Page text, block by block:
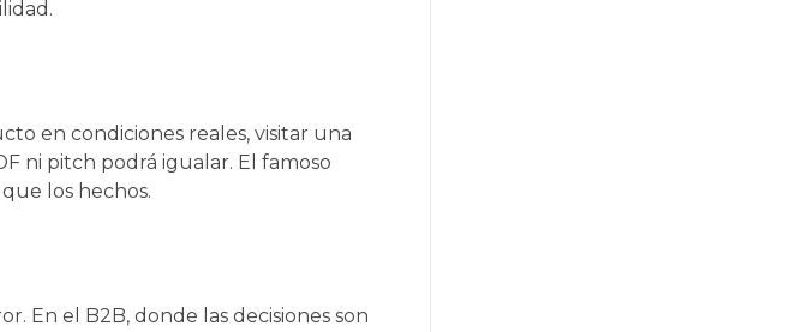
en condiciones reales, visitar una
ni pitch podrá igualar. El famoso
los hechos.
En el B2B, donde las decisiones son